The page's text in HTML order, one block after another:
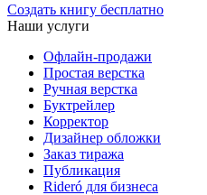
Создать книгу бесплатно
Наши услуги
Офлайн-продажи
Простая верстка
Ручная верстка
Буктрейлер
Корректор
Дизайнер обложки
Заказ тиража
Публикация
Rideró для бизнеса